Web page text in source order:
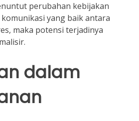
perubahan kebijakan
yang baik antara
maka potensi terjadinya
dalam